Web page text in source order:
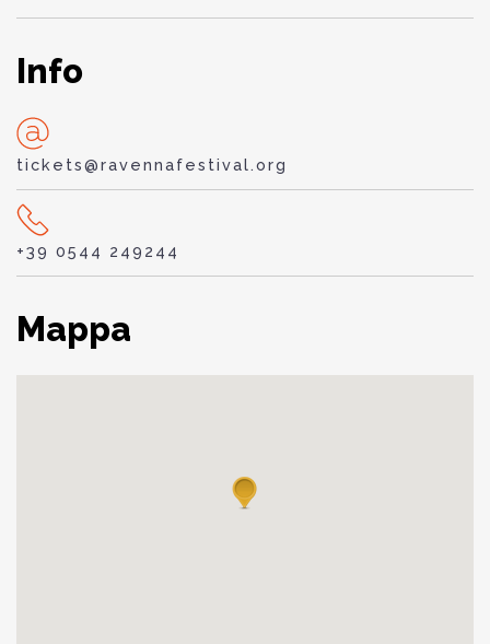
Info
tickets@ravennafestival.org
+39 0544 249244
Mappa